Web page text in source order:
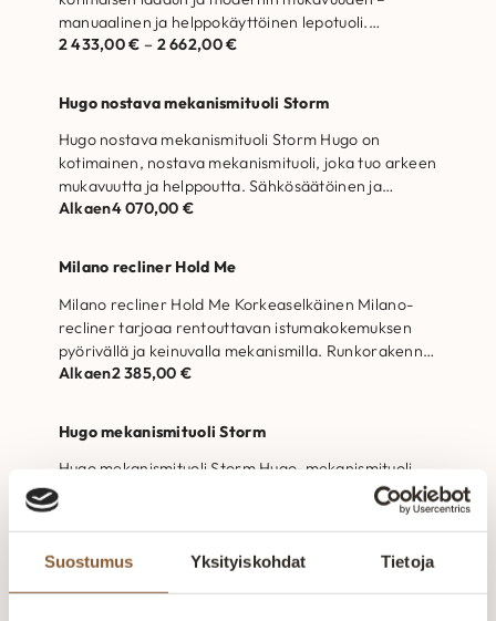
Suostumus Yksityiskohdat Tietoja
manuaalinen ja helppokäyttöinen lepotuoli.
Kankaina valittavissa ihastuttavat Storm tai Muru.…
2 433,00€ – 2 662,00€
Hugo nostava mekanismituoli Storm
Hugo nostava mekanismituoli Storm Hugo on
kotimainen, nostava mekanismituoli, joka tuo arkeen
mukavuutta ja helppoutta. Sähkösäätöinen ja
akkutoiminen tuoli. Portaattomasti…
Alkaen4 070,00€
Milano recliner Hold Me
Milano recliner Hold Me Korkeaselkäinen Milano-
recliner tarjoaa rentouttavan istumakokemuksen
pyörivällä ja keinuvalla mekanismilla. Runkorakenne
on valmistettu massiivipuusta ja kertopuusta
Alkaen2 385,00€
Hugo mekanismituoli Storm
Hugo mekanismituoli Storm Hugo-mekanismituoli
yhdistää kotimaisen laadun ja modernin
mukavuuden – sähkösäätöinen ja akkukäyttöinen
tuoli. Portaattomasti toimiva kaksimoottorinen
sähkösäätö, jonka…
Alkaen3 240,00€
Safir recliner